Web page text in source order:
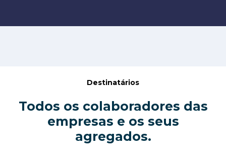
Destinatários
Todos os colaboradores das
empresas e os seus
agregados.